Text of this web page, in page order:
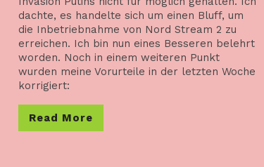
dachte, es handelte sich um einen Bluff, um
die Inbetriebnahme von Nord Stream 2 zu
erreichen. Ich bin nun eines Besseren belehrt
worden. Noch in einem weiteren Punkt
wurden meine Vorurteile in der letzten Woche
korrigiert:
Read More
More